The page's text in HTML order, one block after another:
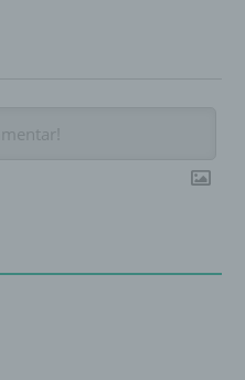
mit dem Ziel, ihre